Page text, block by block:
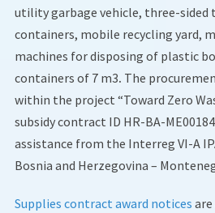
utility garbage vehicle, three-sided
containers, mobile recycling yard,
machines for disposing of plastic
containers of 7 m3. The
within the project “Toward Zero
subsidy contract ID HR-BA-
assistance from the Interreg VI-A
Bosnia and Herzegovina –
Supplies contract award notices